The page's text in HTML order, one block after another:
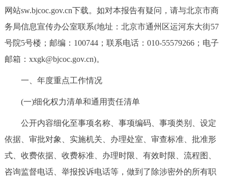
12345网上接诉即办 我要咨询 我要建议
参与调查 在线访谈
走进北京
北京概况 十六区概览 人文北京
绿色北京 图说北京 视频北京
网站sw.bjcoc.gov.cn下载。如对本报告有疑问，请与北京市商
务局信息宣传办公室联系(地址：北京市通州区运河东大街57
号院5号楼；邮编：100744；联系电话：010-55579266；电子
邮箱：xxgk@bjcoc.gov.cn)。
一、年度重点工作情况
(一)细化权力清单和通用责任清单
公开内容细化至事项名称、事项编码、事项类别、设定
依据、审批对象、实施机关、办理处室、审查标准、批准形
式、收费依据、收费标准、办理时限、有效时限、流程图、
咨询监督电话、举报投诉电话等，做到了除涉密外的所有职